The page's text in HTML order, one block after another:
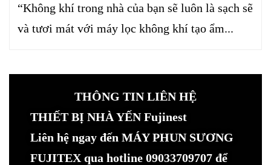
“Không khí trong nhà của bạn sẽ luôn là sạch sẽ
và tươi mát với máy lọc không khí tạo ẩm...
THÔNG TIN LIÊN HỆ
THIẾT BỊ NHÀ YẾN Fujinest
Liên hệ ngay đến MÁY PHUN SƯƠNG
FUJITEX qua hotline 09033709707 để